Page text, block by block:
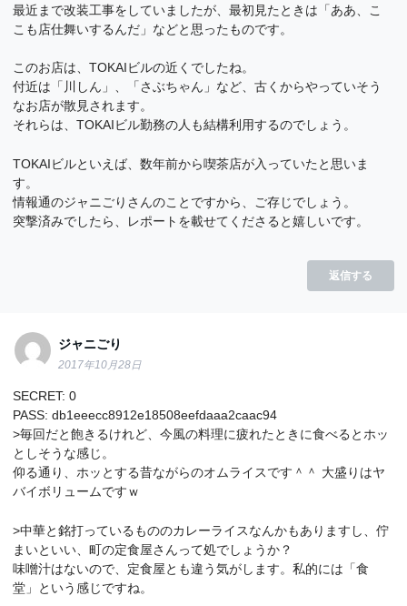
最近まで改装工事をしていましたが、最初見たときは「ああ、こ
こも店仕舞いするんだ」などと思ったものです。
このお店は、TOKAIビルの近くでしたね。
付近は「川しん」、「さぶちゃん」など、古くからやっていそう
なお店が散見されます。
それらは、TOKAIビル勤務の人も結構利用するのでしょう。
TOKAIビルといえば、数年前から喫茶店が入っていたと思いま
す。
情報通のジャニごりさんのことですから、ご存じでしょう。
突撃済みでしたら、レポートを載せてくださると嬉しいです。
返信する
ジャニごり
2017年10月28日
SECRET: 0
PASS: db1eeecc8912e18508eefdaaa2caac94
>毎回だと飽きるけれど、今風の料理に疲れたときに食べるとホッ
としそうな感じ。
仰る通り、ホッとする昔ながらのオムライスです＾＾ 大盛りはヤ
バイボリュームですｗ
>中華と銘打っているもののカレーライスなんかもありますし、佇
まいといい、町の定食屋さんって処でしょうか？
味噌汁はないので、定食屋とも違う気がします。私的には「食
堂」という感じですね。